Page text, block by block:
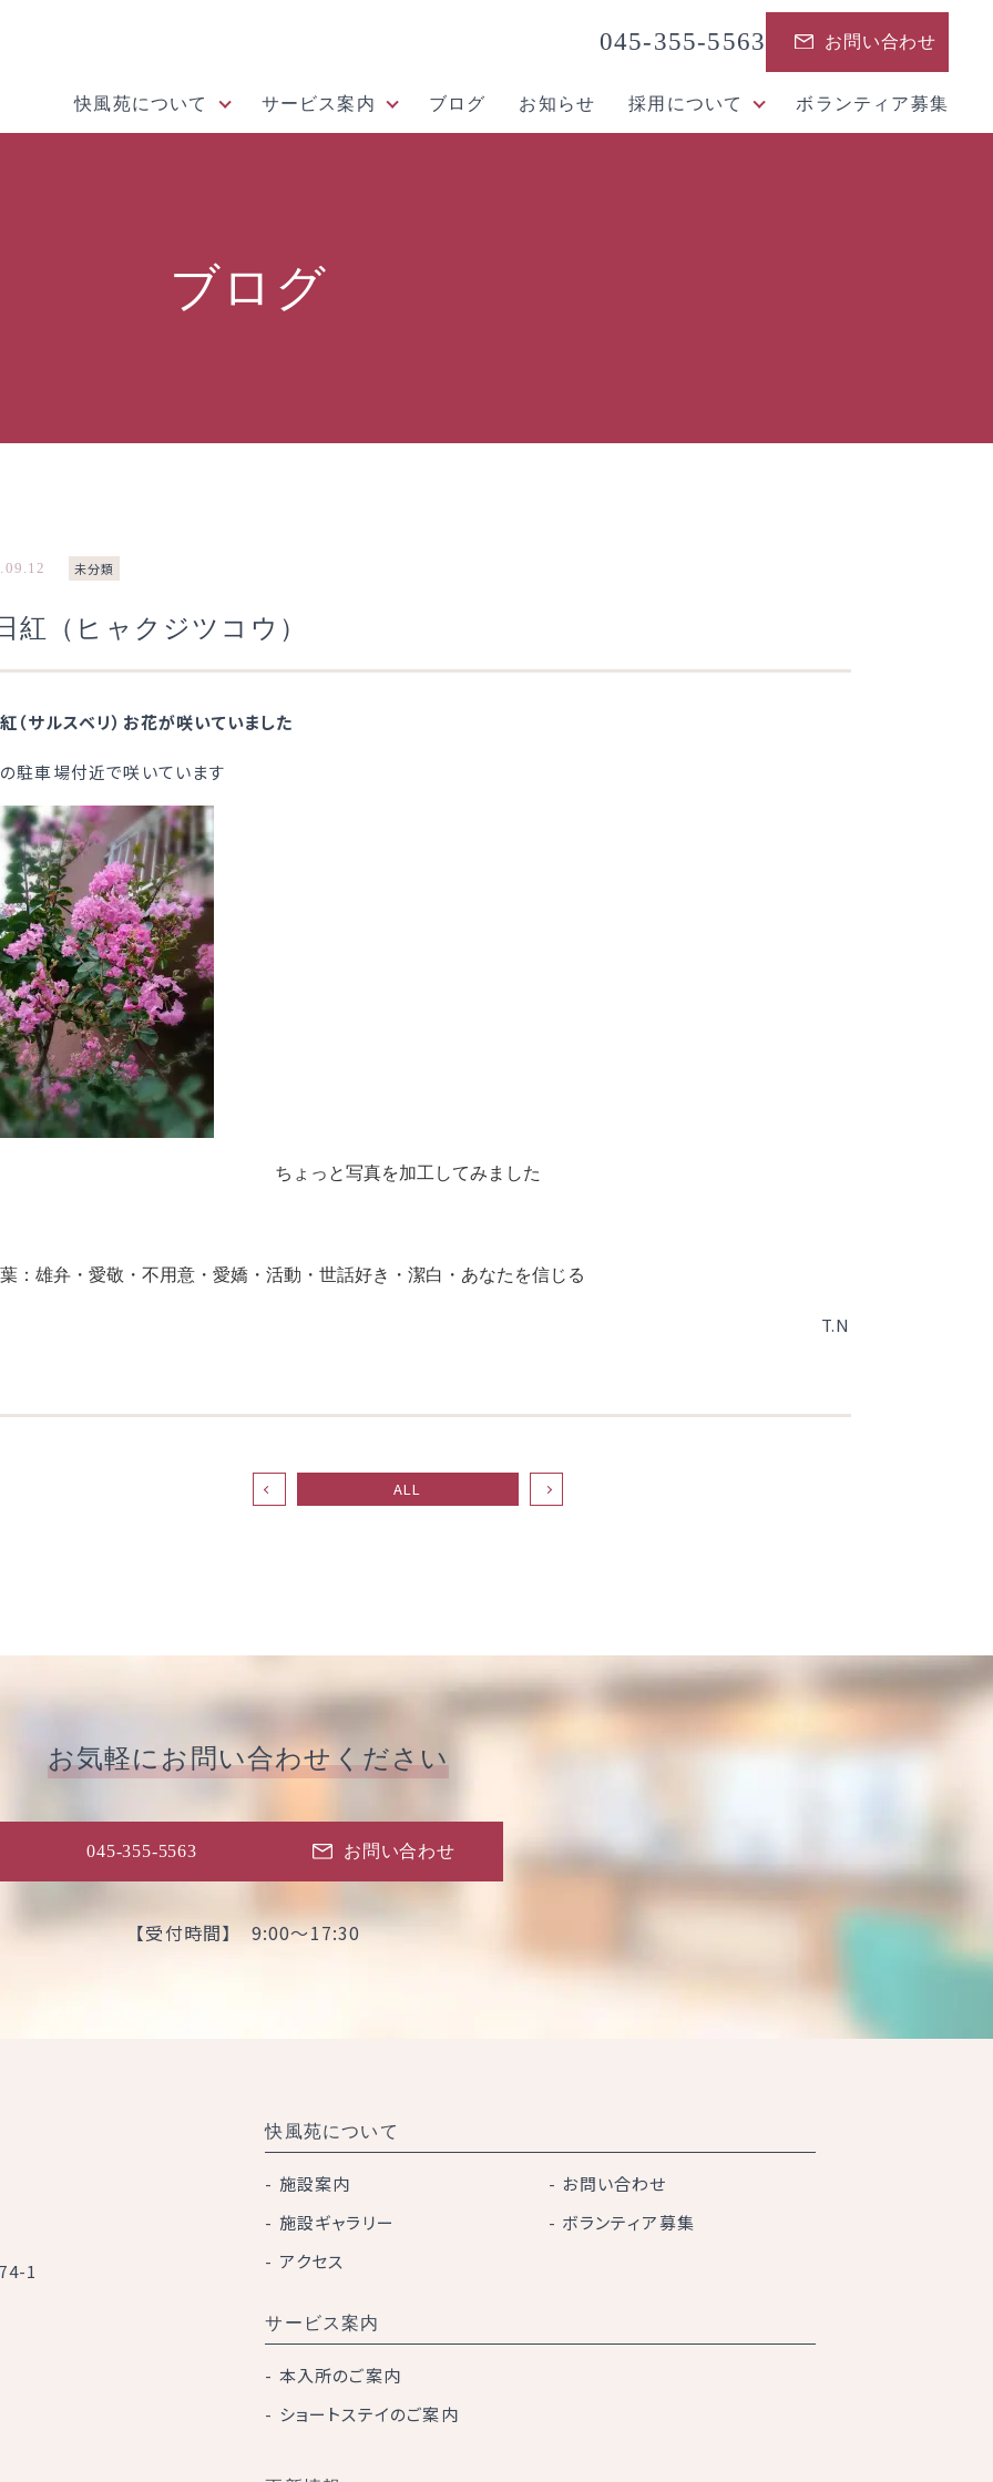
045-355-5563 お問い合わせ
快風苑について サービス案内 ブログ お知らせ 採用について ボランティア募集
ブログ
未分類
紅（ヒャクジツコウ）
（サルスベリ）お花が咲いていました
駐車場付近で咲いています
ちょっと写真を加工してみました
：雄弁・愛敬・不用意・愛嬌・活動・世話好き・潔白・あなたを信じる
T.N
ALL
お気軽にお問い合わせください
045-355-5563 お問い合わせ
【受付時間】 9:00～17:30
1
快風苑について
施設案内
施設ギャラリー
アクセス
お問い合わせ
ボランティア募集
サービス案内
本入所のご案内
ショートステイのご案内